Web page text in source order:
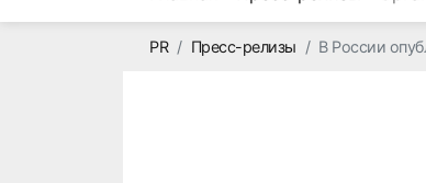
PRГлавная
Пресс-релизы В России